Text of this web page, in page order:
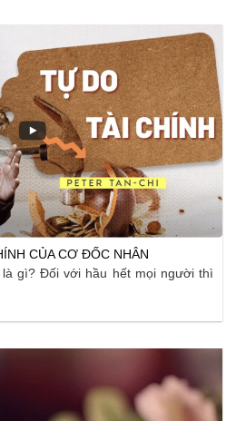
CỦA CƠ ĐỐC NHÂN
gì? Đối với hầu hết mọi người thì